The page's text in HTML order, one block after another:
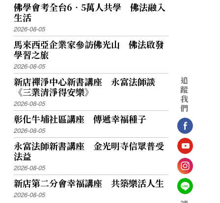
佛學會考全台6‧5萬人共學 佛法融入
生活
2026-08-05
馬來西亞企業家參訪佛光山 佛法啟發
學習之旅
2026-08-05
新店禪淨中心新書講座 永富法師談
《三業清淨得安樂》
2026-08-05
彰化牛埔社區講座 傳遞幸福種子
2026-08-05
永富法師新書講座 金光明寺信眾普受
法益
2026-08-05
新店第二分會幸福講座 共築樂活人生
2026-08-05
追
蹤
我
們